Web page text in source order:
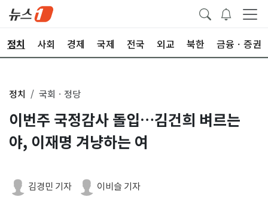
정치 사회 경제 국제 전국 외교 북한 금융ㆍ증권
정치 국회ㆍ정당
이번주 국정감사 돌입…김건희 벼르는
야, 이재명 겨냥하는 여
김경민 기자 이비슬 기자